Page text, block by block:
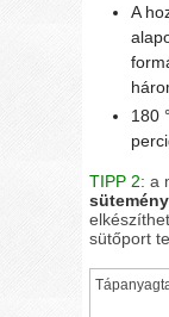
A
180
TIPP 2: a
sütőport